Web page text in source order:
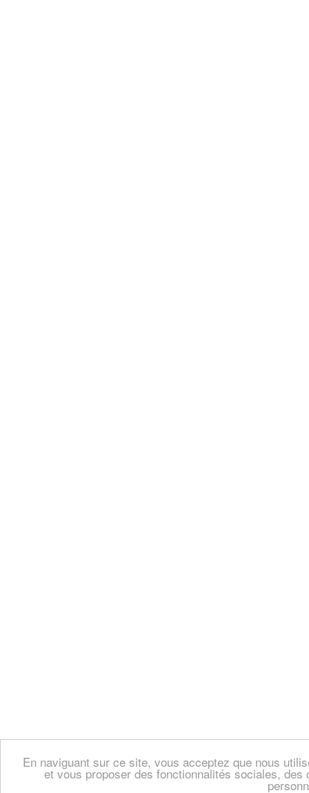
En naviguant sur ce site, vous acceptez que nous
et vous proposer des fonctionnalités sociales,